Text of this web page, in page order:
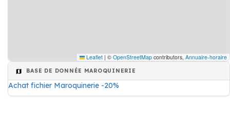
Leaflet | © OpenStreetMap contributors, Annuaire-horaire
BASE DE DONNÉE MAROQUINERIE
Achat fichier Maroquinerie -20%